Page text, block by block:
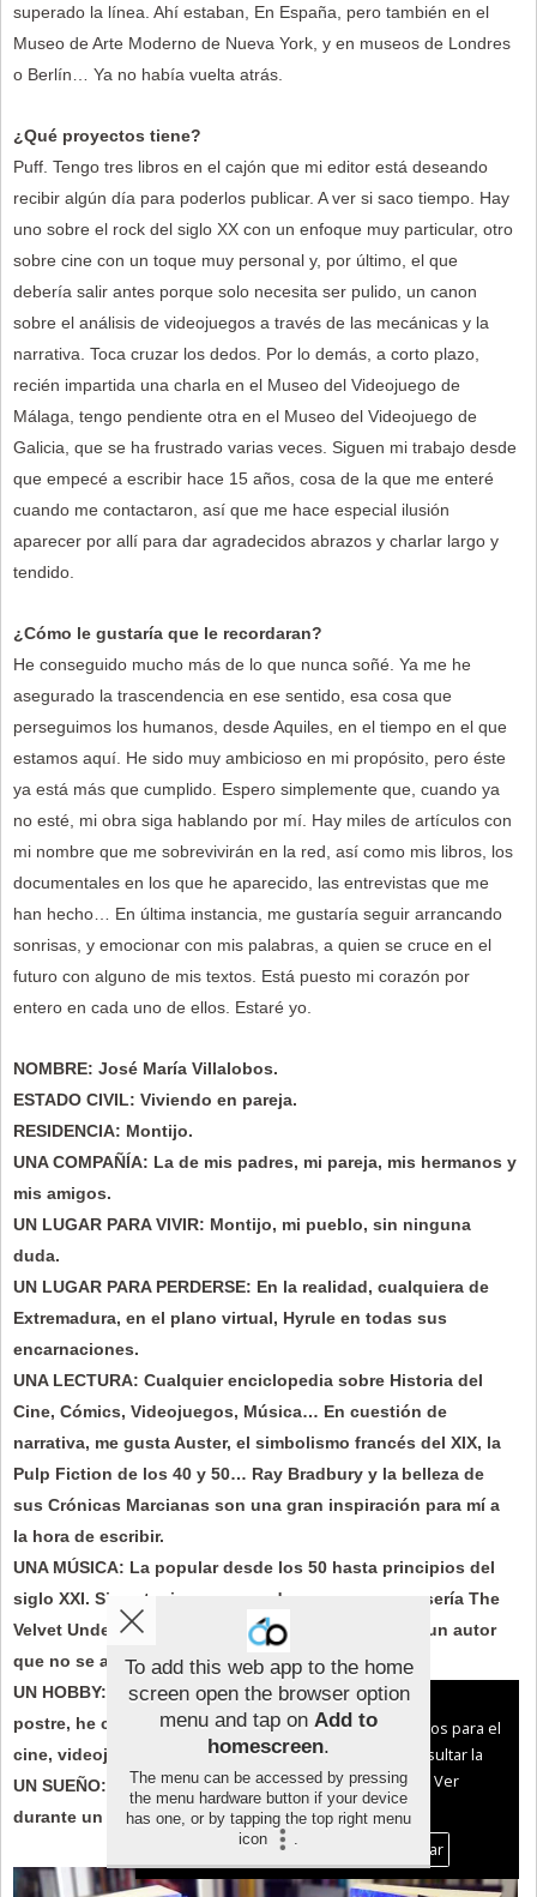
superado la línea. Ahí estaban, En España, pero también en el
Museo de Arte Moderno de Nueva York, y en museos de Londres
o Berlín… Ya no había vuelta atrás.
¿Qué proyectos tiene?
Puff. Tengo tres libros en el cajón que mi editor está deseando
recibir algún día para poderlos publicar. A ver si saco tiempo. Hay
uno sobre el rock del siglo XX con un enfoque muy particular, otro
sobre cine con un toque muy personal y, por último, el que
debería salir antes porque solo necesita ser pulido, un canon
sobre el análisis de videojuegos a través de las mecánicas y la
narrativa. Toca cruzar los dedos. Por lo demás, a corto plazo,
recién impartida una charla en el Museo del Videojuego de
Málaga, tengo pendiente otra en el Museo del Videojuego de
Galicia, que se ha frustrado varias veces. Siguen mi trabajo desde
que empecé a escribir hace 15 años, cosa de la que me enteré
cuando me contactaron, así que me hace especial ilusión
aparecer por allí para dar agradecidos abrazos y charlar largo y
tendido.
¿Cómo le gustaría que le recordaran?
He conseguido mucho más de lo que nunca soñé. Ya me he
asegurado la trascendencia en ese sentido, esa cosa que
perseguimos los humanos, desde Aquiles, en el tiempo en el que
estamos aquí. He sido muy ambicioso en mi propósito, pero éste
ya está más que cumplido. Espero simplemente que, cuando ya
no esté, mi obra siga hablando por mí. Hay miles de artículos con
mi nombre que me sobrevivirán en la red, así como mis libros, los
documentales en los que he aparecido, las entrevistas que me
han hecho… En última instancia, me gustaría seguir arrancando
sonrisas, y emocionar con mis palabras, a quien se cruce en el
futuro con alguno de mis textos. Está puesto mi corazón por
entero en cada uno de ellos. Estaré yo.
NOMBRE: José María Villalobos.
ESTADO CIVIL: Viviendo en pareja.
RESIDENCIA: Montijo.
UNA COMPAÑÍA: La de mis padres, mi pareja, mis hermanos y
mis amigos.
UN LUGAR PARA VIVIR: Montijo, mi pueblo, sin ninguna
duda.
UN LUGAR PARA PERDERSE: En la realidad, cualquiera de
Extremadura, en el plano virtual, Hyrule en todas sus
encarnaciones.
UNA LECTURA: Cualquier enciclopedia sobre Historia del
Cine, Cómics, Videojuegos, Música… En cuestión de
narrativa, me gusta Auster, el simbolismo francés del XIX, la
Pulp Fiction de los 40 y 50… Ray Bradbury y la belleza de
sus Crónicas Marcianas son una gran inspiración para mí a
la hora de escribir.
UNA MÚSICA: La popular desde los 50 hasta principios del
siglo XXI. Si me tuviera que quedar con un grupo, sería The
Velvet Underground. Y bueno, Miles Davis, que es un autor
que no se acaba nunca.
UN HOBBY: No tengo hobbies, tengo pasiones que, a la
postre, he convertido en mi trabajo a través de la escritura:
cine, videojuegos, cómic, literatura, música….
UN SUEÑO: Que el día que todo acabe, pueda mirar atrás
durante un segundo y pensar: valió la pena.
To add this web app to the home
screen open the browser option
menu and tap on Add to
homescreen.
The menu can be accessed by pressing
the menu hardware button if your device
has one, or by tapping the top right menu
icon
.
Aviso sobre el Uso de cookies:
Utilizamos cookies nuestras y de terceros para el
funcionamiento del digital. Puedes consultar la
lista de cookies y como desconectarlas.
Ver
nuestra Política de Privacidad y Cookies
Aceptar Cookies
Personalizar